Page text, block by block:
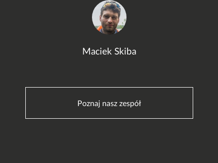
Maciek Skiba
Poznaj nasz zespół